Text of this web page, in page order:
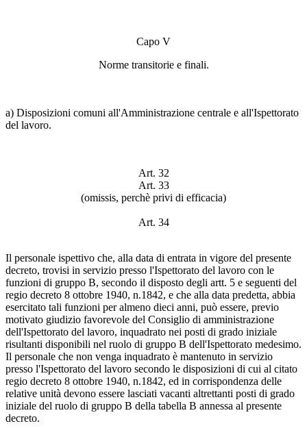
Capo V
Norme transitorie e finali.
a) Disposizioni comuni all'Amministrazione centrale e all'Ispettorato
del lavoro.
Art. 32
Art. 33
(omissis, perchè privi di efficacia)
Art. 34
Il personale ispettivo che, alla data di entrata in vigore del presente
decreto, trovisi in servizio presso l'Ispettorato del lavoro con le
funzioni di gruppo B, secondo il disposto degli artt. 5 e seguenti del
regio decreto 8 ottobre 1940, n.1842, e che alla data predetta, abbia
esercitato tali funzioni per almeno dieci anni, può essere, previo
motivato giudizio favorevole del Consiglio di amministrazione
dell'Ispettorato del lavoro, inquadrato nei posti di grado iniziale
risultanti disponibili nel ruolo di gruppo B dell'Ispettorato medesimo.
Il personale che non venga inquadrato è mantenuto in servizio
presso l'Ispettorato del lavoro secondo le disposizioni di cui al citato
regio decreto 8 ottobre 1940, n.1842, ed in corrispondenza delle
relative unità devono essere lasciati vacanti altrettanti posti di grado
iniziale del ruolo di gruppo B della tabella B annessa al presente
decreto.